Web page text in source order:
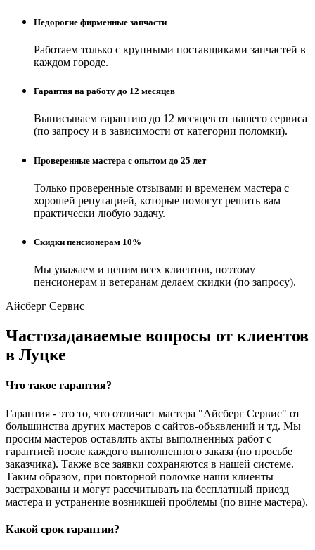
Недорогие фирменные запчасти
Работаем только с крупными поставщиками запчастей в
каждом городе.
Гарантия на работу до 12 месяцев
Выписываем гарантию до 12 месяцев от нашего сервиса
(по запросу и в зависимости от категории поломки).
Проверенные мастера с опытом до 25 лет
Только проверенные отзывами и временем мастера с
хорошей репутацией, которые помогут решить вам
практически любую задачу.
Скидки пенсионерам 10%
Мы уважаем и ценим всех клиентов, поэтому
пенсионерам и ветеранам делаем скидки (по запросу).
Айсберг Сервис
Частозадаваемые вопросы от клиентов
в Луцке
Что такое гарантия?
Гарантия - это то, что отличает мастера "Айсберг Сервис" от
большинства других мастеров с сайтов-объявлений и тд. Мы
просим мастеров оставлять акты выполненных работ с
гарантией после каждого выполненного заказа (по просьбе
заказчика). Также все заявки сохраняются в нашей системе.
Таким образом, при повторной поломке наши клиенты
застрахованы и могут рассчитывать на бесплатный приезд
мастера и устранение возникшей проблемы (по вине мастера).
Какой срок гарантии?